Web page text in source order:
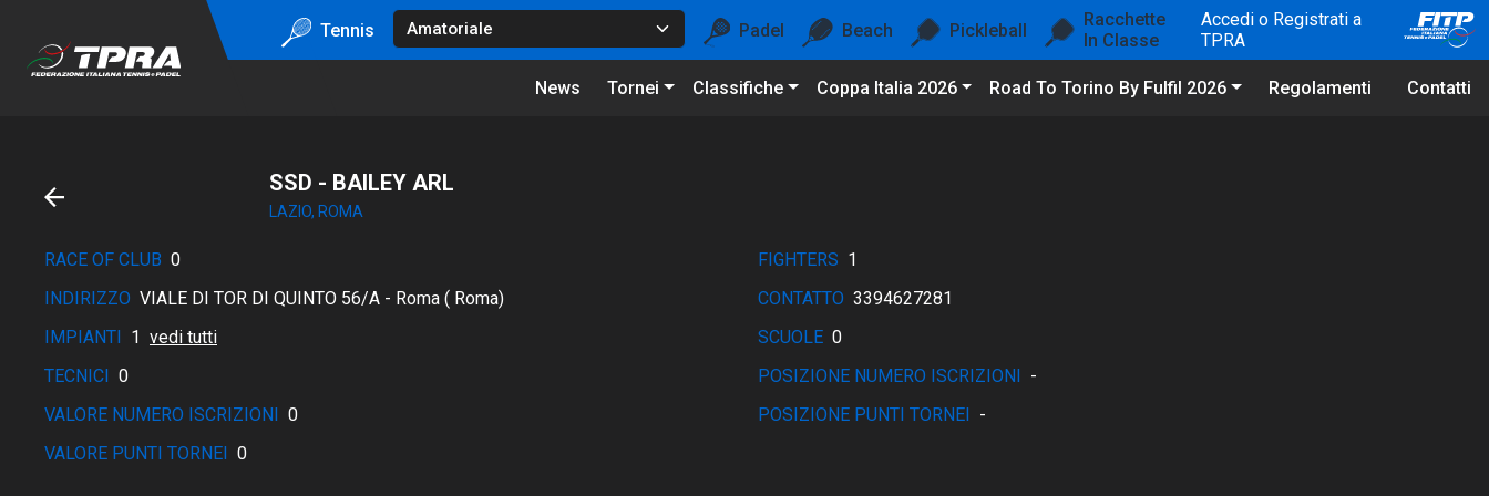
Tennis Padel Beach Pickleball
Racchette
In Classe
Accedi o Registrati a
TPRA
News Tornei Classifiche Coppa Italia 2026 Road To Torino By Fulfil 2026 Regolamenti Contatti
SSD - BAILEY ARL
LAZIO, ROMA
RACE OF CLUB 0 FIGHTERS 1
INDIRIZZO VIALE DI TOR DI QUINTO 56/A - Roma ( Roma) CONTATTO 3394627281
IMPIANTI 1 vedi tutti SCUOLE 0
TECNICI 0 POSIZIONE NUMERO ISCRIZIONI -
VALORE NUMERO ISCRIZIONI 0 POSIZIONE PUNTI TORNEI -
VALORE PUNTI TORNEI 0